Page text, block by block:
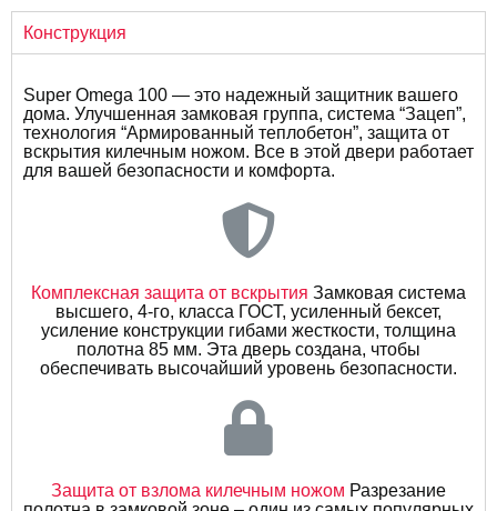
Конструкция
Super Omega 100 — это надежный защитник вашего
дома. Улучшенная замковая группа, система “Зацеп”,
технология “Армированный теплобетон”, защита от
вскрытия килечным ножом. Все в этой двери работает
для вашей безопасности и комфорта.
Комплексная защита от вскрытия Замковая система
высшего, 4-го, класса ГОСТ, усиленный бексет,
усиление конструкции гибами жесткости, толщина
полотна 85 мм. Эта дверь создана, чтобы
обеспечивать высочайший уровень безопасности.
Защита от взлома килечным ножом Разрезание